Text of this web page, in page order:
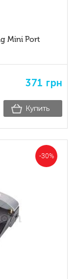
Mini Port
371 грн
Купить
-30%